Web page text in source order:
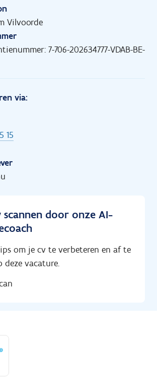
Vilvoorde
7-706-202634777-VDAB-BE-
via:
15
scannen door onze AI-
om je cv te verbeteren en af te
deze vacature.